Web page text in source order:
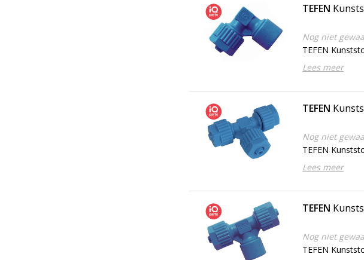
TEFEN
Nog niet
TEFEN
Lees meer
TEFEN
Nog niet
TEFEN
Lees meer
TEFEN
Nog niet
TEFEN